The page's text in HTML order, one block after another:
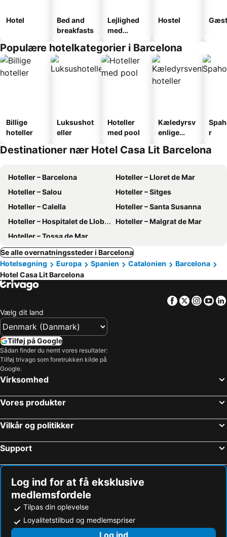
Hotel
Bed and
breakfasts
Lejlighed
med
Hostel
Populære hotelkategorier i Barcelona
Billige
hoteller
Luksushot
eller
Hoteller
med pool
Kæledyrsv
enlige
r
Destinationer nær Hotel Casa Lit Barcelona
Hoteller – Barcelona
Hoteller – Lloret de Mar
Hoteller – Salou
Hoteller – Sitges
Hoteller – Calella
Hoteller – Santa Susanna
Hoteller – Hospitalet de Llobregat
Hoteller – Malgrat de Mar
Hoteller – Tossa de Mar
Se alle overnatningssteder i Barcelona
Hotelsøgning
Europa Spanien Catalonien
Barcelona
Hotel Casa Lit Barcelona
Facebook
Twitter
Vælg dit land
Tilføj på Google
Sådan finder du nemt vores resultater:
Tilføj trivago som foretrukken kilde på
Google.
Virksomhed
Vores produkter
Vilkår og politikker
Support
Log ind for at få eksklusive
medlemsfordele
Tilpas din oplevelse
Loyalitetstilbud og medlemspriser